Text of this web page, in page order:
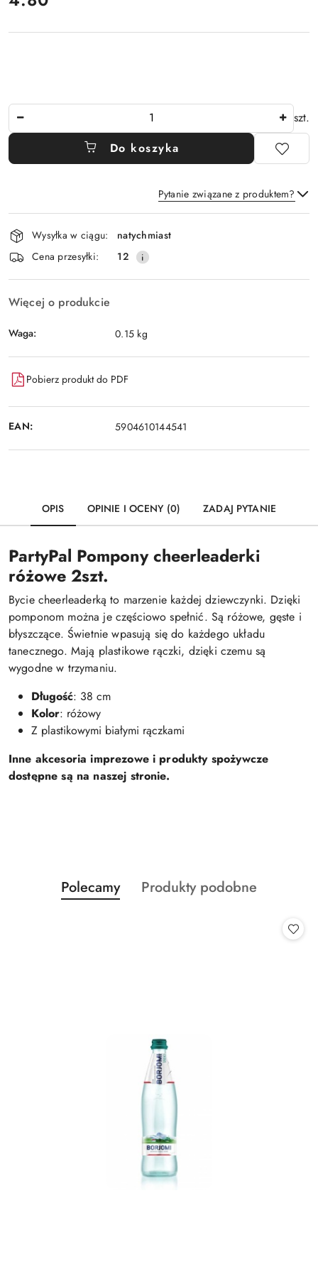
szt.
Do koszyka
Pytanie związane z produktem?
Wyślij
Dostępność
i
dostawa
Wysyłka w ciągu:
natychmiast
Cena przesyłki:
12
Więcej o produkcie
Waga: 0.15 kg
Pobierz produkt do PDF
EAN: 5904610144541
OPIS OPINIE I OCENY (0) ZADAJ PYTANIE
PartyPal Pompony cheerleaderki
różowe 2szt.
Bycie cheerleaderką to marzenie każdej dziewczynki. Dzięki
pomponom można je częściowo spełnić. Są różowe, gęste i
błyszczące. Świetnie wpasują się do każdego układu
tanecznego. Mają plastikowe rączki, dzięki czemu są
wygodne w trzymaniu.
Długość: 38 cm
Kolor: różowy
Z plastikowymi białymi rączkami
Inne akcesoria imprezowe i produkty spożywcze
dostępne są na naszej stronie.
Pomiń karuzelę produktów
Produkty
o
Polecamy
Produkty
Produkty podobne